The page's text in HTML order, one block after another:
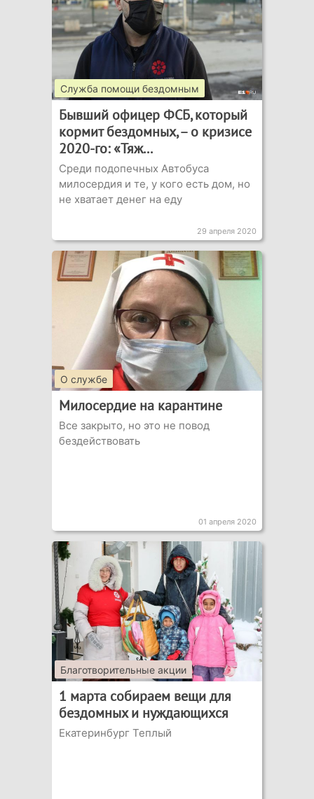
Служба помощи бездомным
Бывший офицер ФСБ, который
кормит бездомных, – о кризисе
2020-го: «Тяж...
Среди подопечных Автобуса
милосердия и те, у кого есть дом, но
не хватает денег на еду
29 апреля 2020
О службе
Милосердие на карантине
Все закрыто, но это не повод
бездействовать
01 апреля 2020
Благотворительные акции
1 марта собираем вещи для
бездомных и нуждающихся
Екатеринбург Теплый